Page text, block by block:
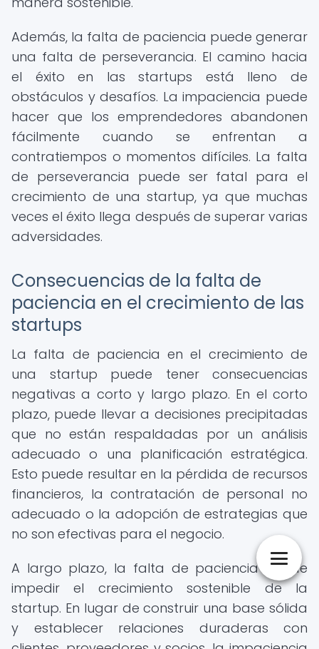
Además, la falta de paciencia puede generar
una falta de perseverancia. El camino hacia
el éxito en las startups está lleno de
obstáculos y desafíos. La impaciencia puede
hacer que los emprendedores abandonen
fácilmente cuando se enfrentan a
contratiempos o momentos difíciles. La falta
de perseverancia puede ser fatal para el
crecimiento de una startup, ya que muchas
veces el éxito llega después de superar varias
adversidades.
Consecuencias de la falta de
paciencia en el crecimiento de las
startups
La falta de paciencia en el crecimiento de
una startup puede tener consecuencias
negativas a corto y largo plazo. En el corto
plazo, puede llevar a decisiones precipitadas
que no están respaldadas por un análisis
adecuado o una planificación estratégica.
Esto puede resultar en la pérdida de recursos
financieros, la contratación de personal no
adecuado o la adopción de estrategias que
no son efectivas para el negocio.
A largo plazo, la falta de paciencia puede
impedir el crecimiento sostenible de la
startup. En lugar de construir una base sólida
y establecer relaciones duraderas con